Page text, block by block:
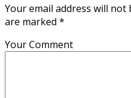
Your email address will not
are marked *
Your Comment